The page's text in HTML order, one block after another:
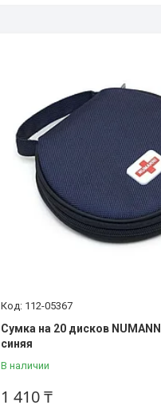
112-05367
Сумка на 20 дисков
синяя
В наличии
1 410 ₸